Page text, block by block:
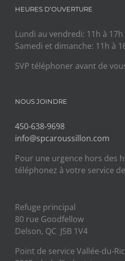
HEURES D’OUVERTURE
Lundi au vendredi: 11h à 17h
Samedi et dimanche: 11h à
SVP téléphoner avant de
NOUS JOINDRE
450-638-9698
info@spcaroussillon.com
Pour une urgence hors des
téléphonez à votre service
Refuge principal
80 rue Goodfellow
Delson, QC J5B 1V4
Point de service Vallée-du-